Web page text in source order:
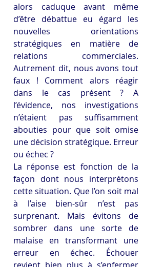
alors caduque avant même
d’être débattue eu égard les
nouvelles orientations
stratégiques en matière de
relations commerciales.
Autrement dit, nous avons tout
faux ! Comment alors réagir
dans le cas présent ? A
l’évidence, nos investigations
n’étaient pas suffisamment
abouties pour que soit omise
une décision stratégique. Erreur
ou échec ?
La réponse est fonction de la
façon dont nous interprétons
cette situation. Que l’on soit mal
à l’aise bien-sûr n’est pas
surprenant. Mais évitons de
sombrer dans une sorte de
malaise en transformant une
erreur en échec. Échouer